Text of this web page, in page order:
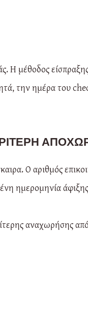
Η μέθοδος
την ημέρα του
Ο αριθμός
ημερομηνία
αναχωρήσης